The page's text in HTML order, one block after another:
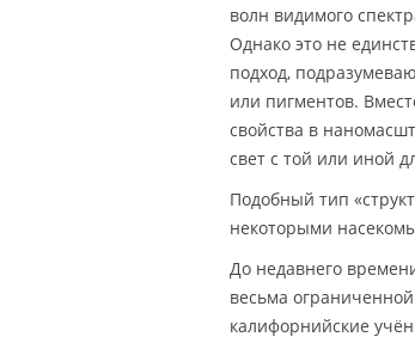
волн видимого
Однако это не
подход,
или пигментов.
свойства в
свет с той или иной
Подобный тип
некоторыми
До недавнего
весьма
калифорнийские